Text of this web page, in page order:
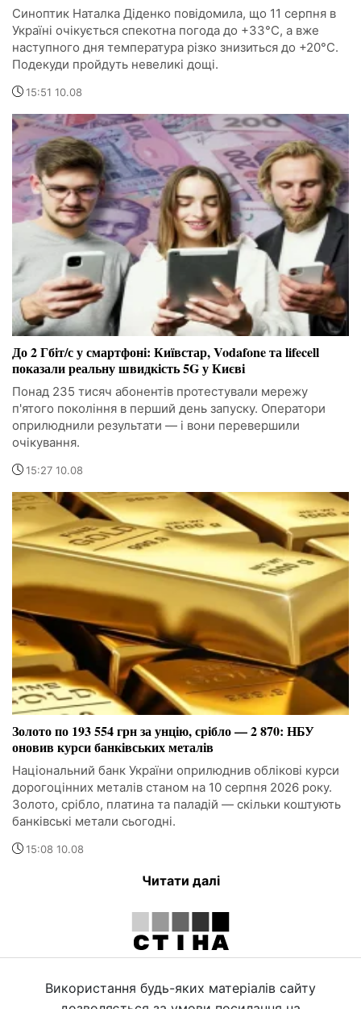
Синоптик Наталка Діденко повідомила, що 11 серпня в
Україні очікується спекотна погода до +33°C, а вже
наступного дня температура різко знизиться до +20°C.
Подекуди пройдуть невеликі дощі.
15:51 10.08
До 2 Гбіт/с у смартфоні: Київстар, Vodafone та lifecell
показали реальну швидкість 5G у Києві
Понад 235 тисяч абонентів протестували мережу
п'ятого покоління в перший день запуску. Оператори
оприлюднили результати — і вони перевершили
очікування.
15:27 10.08
Золото по 193 554 грн за унцію, срібло — 2 870: НБУ
оновив курси банківських металів
Національний банк України оприлюднив облікові курси
дорогоцінних металів станом на 10 серпня 2026 року.
Золото, срібло, платина та паладій — скільки коштують
банківські метали сьогодні.
15:08 10.08
Читати далі
Використання будь-яких матеріалів сайту